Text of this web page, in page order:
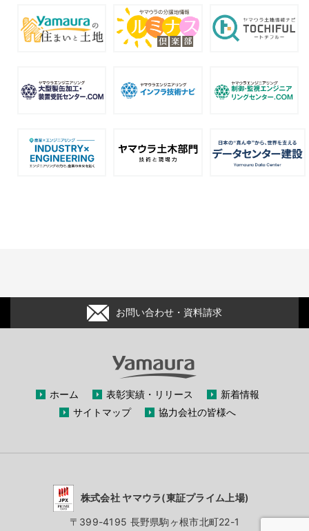
お問い合わせ・資料請求
ホーム 表彰実績・リリース
新着情報
サイトマップ
協力会社の皆様へ
株式会社 ヤマウラ(東証プライム上場)
〒399-4195 長野県駒ヶ根市北町22-1